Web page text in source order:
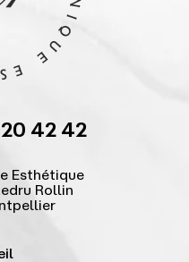
42 42
Esthétique
Rollin